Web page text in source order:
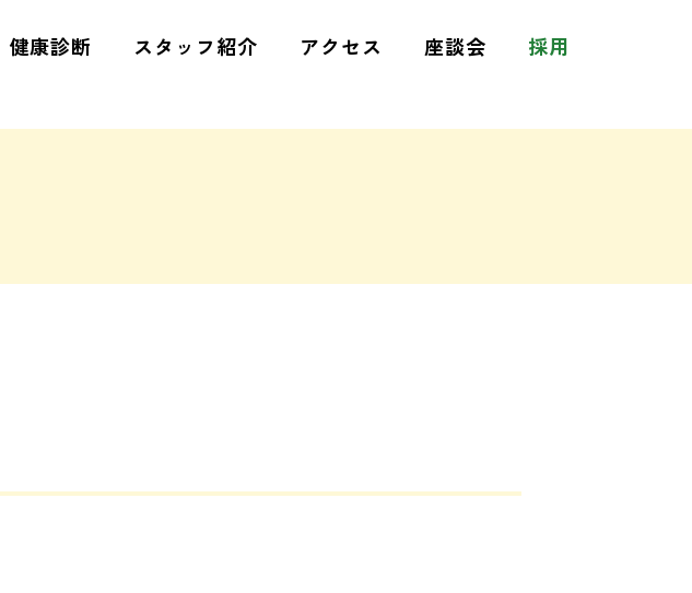
健康診断 スタッフ紹介 アクセス 座談会 採用